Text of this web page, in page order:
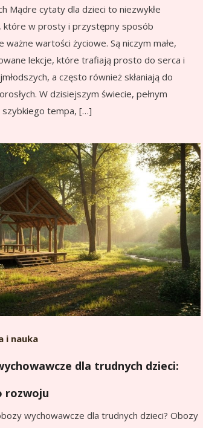
Mądre cytaty dla dzieci to niezwykłe
które w prosty i przystępny sposób
ważne wartości życiowe. Są niczym małe,
lekcje, które trafiają prosto do serca i
a często również skłaniają do
W dzisiejszym świecie, pełnym
szybkiego tempa, […]
i nauka
dla trudnych dzieci:
rozwoju
wychowawcze dla trudnych dzieci? Obozy